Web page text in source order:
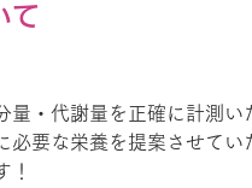
て
・代謝量を正確に計測い
要な栄養を提案させてい
！